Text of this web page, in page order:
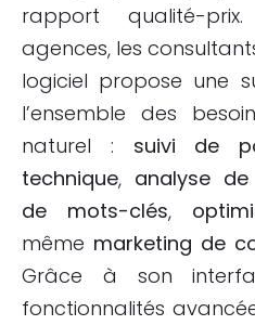
rapport qualité-
agences, les
logiciel propose une
l’ensemble des
naturel : suivi de
technique, analyse de
de mots-clés,
même marketing de
Grâce à son
fonctionnalités